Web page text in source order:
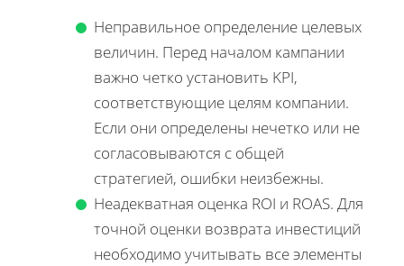
Неправильное определение целевых
величин. Перед началом кампании
важно четко установить KPI,
соответствующие целям компании.
Если они определены нечетко или не
согласовываются с общей
стратегией, ошибки неизбежны.
Неадекватная оценка ROI и ROAS. Для
точной оценки возврата инвестиций
необходимо учитывать все элементы